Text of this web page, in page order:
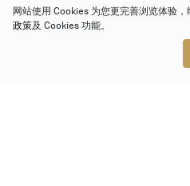
网站使用 Cookies 为您更完善浏览体验
政策及 Cookies 功能。